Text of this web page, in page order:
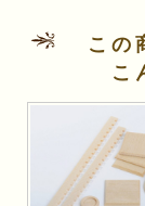
この
こ